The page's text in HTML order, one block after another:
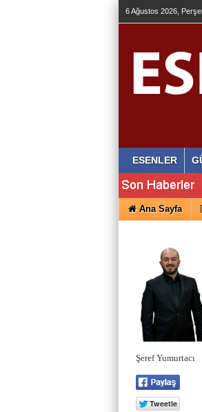
6 Ağustos 2026,
ESENLER
Ana Sayfa
Şeref Yumurtacı